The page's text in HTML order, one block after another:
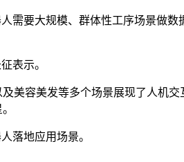
需要大规模、群体性工序场景做数
表示。
美容美发等多个场景展现了人机交
落地应用场景。